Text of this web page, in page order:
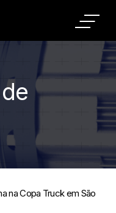
na Copa Truck em São